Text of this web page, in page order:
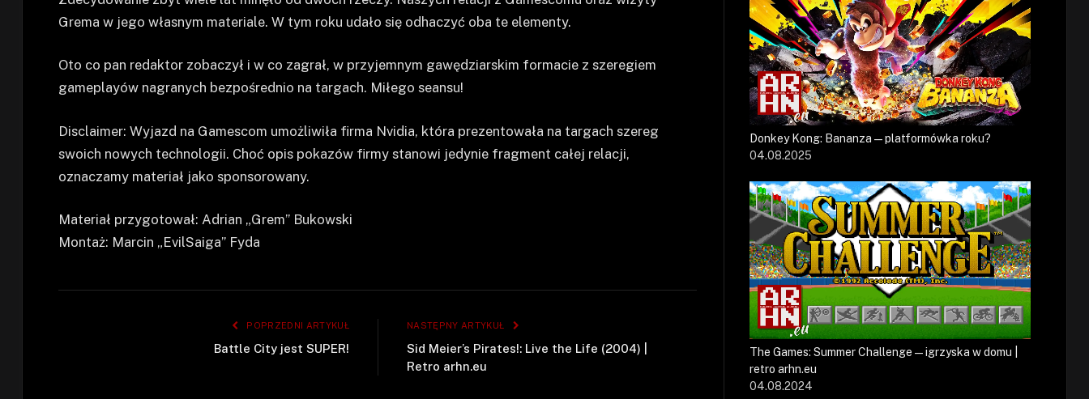
Grema w jego własnym materiale. W tym roku udało się odhaczyć oba te elementy.
Oto co pan redaktor zobaczył i w co zagrał, w przyjemnym gawędziarskim formacie z szeregiem
gameplayów nagranych bezpośrednio na targach. Miłego seansu!
Disclaimer: Wyjazd na Gamescom umożliwiła firma Nvidia, która prezentowała na targach szereg
swoich nowych technologii. Choć opis pokazów firmy stanowi jedynie fragment całej relacji,
oznaczamy materiał jako sponsorowany.
Materiał przygotował: Adrian „Grem” Bukowski
Montaż: Marcin „EvilSaiga” Fyda
POPRZEDNI ARTYKUŁ
Battle City jest SUPER!
NASTĘPNY ARTYKUŁ
Sid Meier’s Pirates!: Live the Life (2004) |
Retro arhn.eu
Donkey Kong: Bananza — platformówka roku?
04.08.2025
The Games: Summer Challenge — igrzyska w domu |
retro arhn.eu
04.08.2024